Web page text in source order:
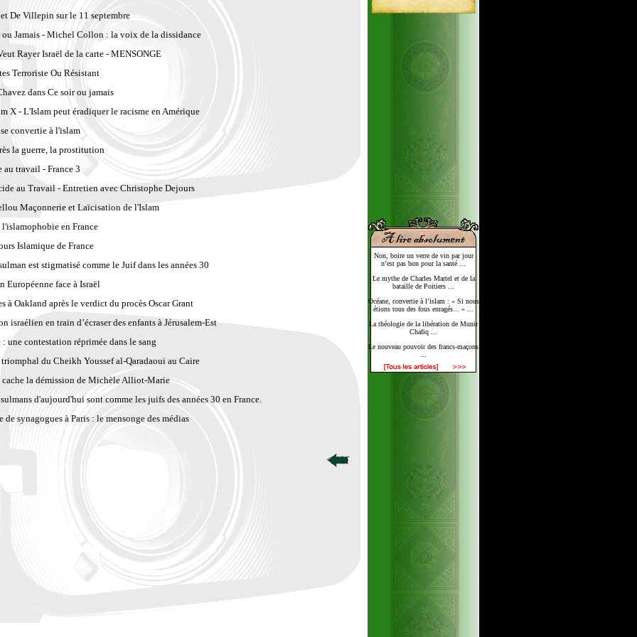
Non, boire un verre de vin par jour
n’est pas bon pour la santé ...
Le mythe de Charles Martel et de la
bataille de Poitiers ...
Océane, convertie à l’islam : « Si nous
étions tous des fous enragés... » ...
La théologie de la libération de Munir
Chafiq ...
Le nouveau pouvoir des francs-maçons
De Villepin sur le 11 septembre
ou Jamais - Michel Collon : la voix de la dissidance
Rayer Israël de la carte - MENSONGE
Terroriste Ou Résistant
dans Ce soir ou jamais
X - L'Islam peut éradiquer le racisme en Amérique
convertie à l'islam
la guerre, la prostitution
au travail - France 3
au Travail - Entretien avec Christophe Dejours
Maçonnerie et Laïcisation de l'Islam
l'islamophobie en France
Islamique de France
est stigmatisé comme le Juif dans les années 30
Européenne face à Israël
à Oakland après le verdict du procès Oscar Grant
israélien en train d’écraser des enfants à Jérusalem-Est
une contestation réprimée dans le sang
du Cheikh Youssef al-Qaradaoui au Caire
cache la démission de Michèle Alliot-Marie
d'aujourd'hui sont comme les juifs des années 30 en France.
de synagogues à Paris : le mensonge des médias